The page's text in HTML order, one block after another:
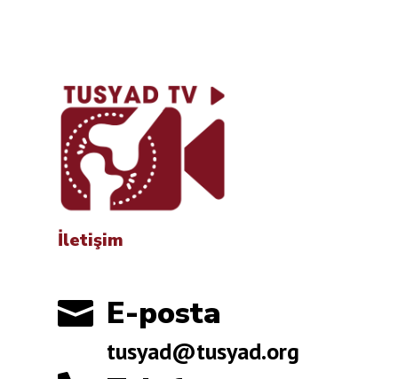
İletişim
 E-posta
tusyad@tusyad.org